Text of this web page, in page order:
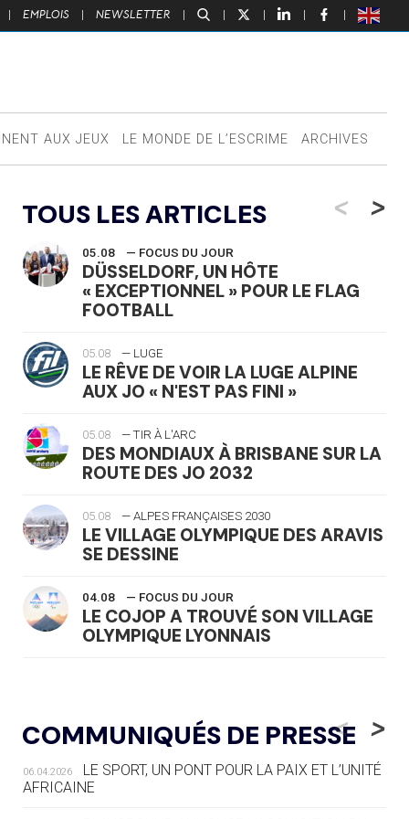
| EMPLOIS | NEWSLETTER | | | | |
AUX JEUX LE MONDE DE L’ESCRIME ARCHIVES
TOUS LES ARTICLES <
05.08 — FOCUS DU JOUR
DÜSSELDORF, UN HÔTE
« EXCEPTIONNEL » POUR LE FLAG
FOOTBALL
05.08 — LUGE
LE RÊVE DE VOIR LA LUGE ALPINE
AUX JO « N'EST PAS FINI »
05.08 — TIR À L'ARC
DES MONDIAUX À BRISBANE SUR LA
ROUTE DES JO 2032
05.08 — ALPES FRANÇAISES 2030
LE VILLAGE OLYMPIQUE DES ARAVIS
SE DESSINE
04.08 — FOCUS DU JOUR
LE COJOP A TROUVÉ SON VILLAGE
OLYMPIQUE LYONNAIS
« L'ALLEMAGNE PEUT DÉMONTRER
COMMENT ORGANISER DES JO
RESPONSABLES »
04.08
>
COMMUNIQUÉS DE PRESSE
<
06.04.2026
LE SPORT, UN PONT POUR LA PAIX ET L’UNITÉ
AFRICAINE
>